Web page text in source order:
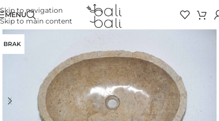
Skip to navigation
Skip to main content
MENU
BRAK